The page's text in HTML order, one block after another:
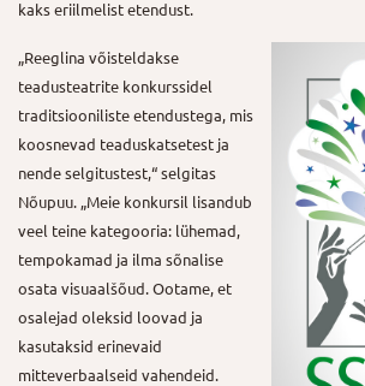
kaks eriilmelist etendust.
„Reeglina võisteldakse
teadusteatrite konkurssidel
traditsiooniliste etendustega, mis
koosnevad teaduskatsetest ja
nende selgitustest,“ selgitas
Nõupuu. „Meie konkursil lisandub
veel teine kategooria: lühemad,
tempokamad ja ilma sõnalise
osata visuaalšõud. Ootame, et
osalejad oleksid loovad ja
kasutaksid erinevaid
mitteverbaalseid vahendeid.